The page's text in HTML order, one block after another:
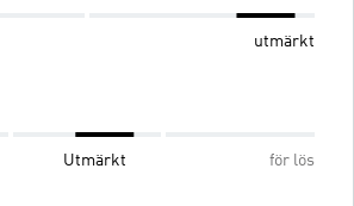
utmärkt
Utmärkt för lös